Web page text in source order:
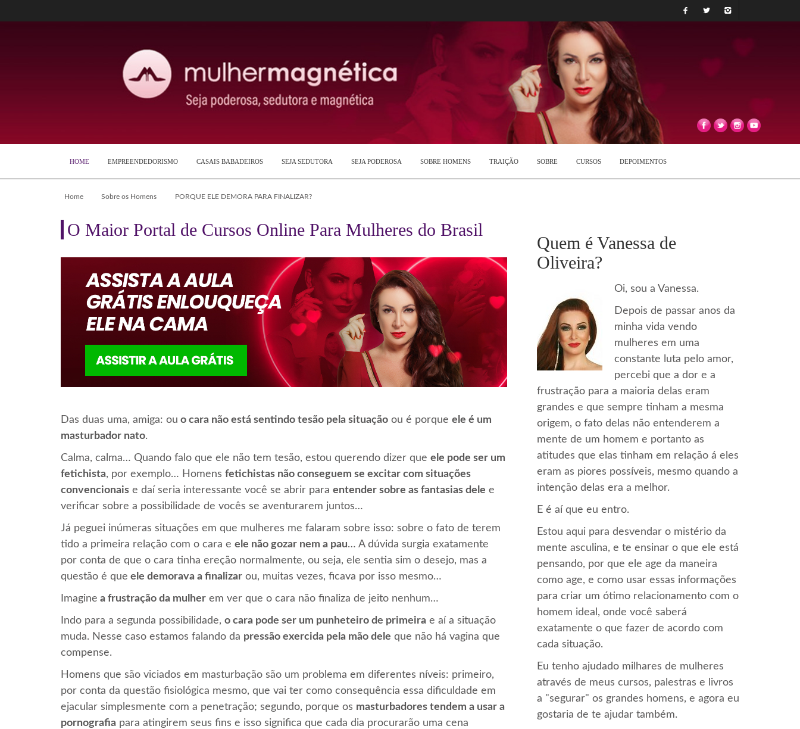
HOME EMPREENDEDORISMO CASAIS BABADEIROS SEJA SEDUTORA SEJA PODEROSA SOBRE HOMENS TRAIÇÃO SOBRE CURSOS DEPOIMENTOS
Home Sobre os Homens PORQUE ELE DEMORA PARA FINALIZAR?
O Maior Portal de Cursos Online Para Mulheres do Brasil
Das duas uma, amiga: ou o cara não está sentindo tesão pela situação ou é porque ele é um
masturbador nato.
Calma, calma… Quando falo que ele não tem tesão, estou querendo dizer que ele pode ser um
fetichista, por exemplo… Homens fetichistas não conseguem se excitar com situações
convencionais e daí seria interessante você se abrir para entender sobre as fantasias dele e
verificar sobre a possibilidade de vocês se aventurarem juntos…
Já peguei inúmeras situações em que mulheres me falaram sobre isso: sobre o fato de terem
tido a primeira relação com o cara e ele não gozar nem a pau… A dúvida surgia exatamente
por conta de que o cara tinha ereção normalmente, ou seja, ele sentia sim o desejo, mas a
questão é que ele demorava a finalizar ou, muitas vezes, ficava por isso mesmo…
Imagine a frustração da mulher em ver que o cara não finaliza de jeito nenhum…
Indo para a segunda possibilidade, o cara pode ser um punheteiro de primeira e aí a situação
muda. Nesse caso estamos falando da pressão exercida pela mão dele que não há vagina que
compense.
Homens que são viciados em masturbação são um problema em diferentes níveis: primeiro,
por conta da questão fisiológica mesmo, que vai ter como consequência essa dificuldade em
ejacular simplesmente com a penetração; segundo, porque os masturbadores tendem a usar a
pornografia para atingirem seus fins e isso significa que cada dia procurarão uma cena
Quem é Vanessa de
Oliveira?
Oi, sou a Vanessa.
Depois de passar anos da
minha vida vendo
mulheres em uma
constante luta pelo amor,
percebi que a dor e a
frustração para a maioria delas eram
grandes e que sempre tinham a mesma
origem, o fato delas não entenderem a
mente de um homem e portanto as
atitudes que elas tinham em relação á eles
eram as piores possíveis, mesmo quando a
intenção delas era a melhor.
E é aí que eu entro.
Estou aqui para desvendar o mistério da
mente asculina, e te ensinar o que ele está
pensando, por que ele age da maneira
como age, e como usar essas informações
para criar um ótimo relacionamento com o
homem ideal, onde você saberá
exatamente o que fazer de acordo com
cada situação.
Eu tenho ajudado milhares de mulheres
através de meus cursos, palestras e livros
a "segurar" os grandes homens, e agora eu
gostaria de te ajudar também.